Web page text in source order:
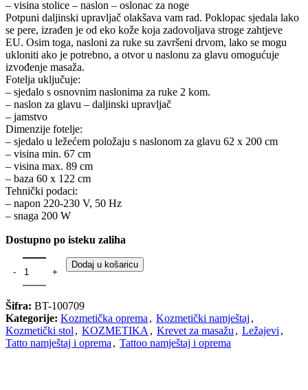
– visina stolice – naslon – oslonac za noge
Potpuni daljinski upravljač olakšava vam rad. Poklopac sjedala lako
se pere, izrađen je od eko kože koja zadovoljava stroge zahtjeve
EU. Osim toga, nasloni za ruke su završeni drvom, lako se mogu
ukloniti ako je potrebno, a otvor u naslonu za glavu omogućuje
izvođenje masaža.
Fotelja uključuje:
– sjedalo s osnovnim naslonima za ruke 2 kom.
– naslon za glavu – daljinski upravljač
– jamstvo
Dimenzije fotelje:
– sjedalo u ležećem položaju s naslonom za glavu 62 x 200 cm
– visina min. 67 cm
– visina max. 89 cm
– baza 60 x 122 cm
Tehnički podaci:
– napon 220-230 V, 50 Hz
– snaga 200 W
Dostupno po isteku zaliha
Multifunkcionalni električni krevet za tretmane – crni količina
Dodaj u košaricu
Šifra: BT-100709
Kategorije: Kozmetička oprema , Kozmetički namještaj ,
Kozmetički stol , KOZMETIKA , Krevet za masažu , Ležajevi ,
Tatto namještaj i oprema , Tattoo namještaj i oprema